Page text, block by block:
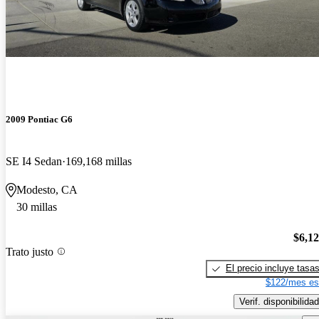
2009 Pontiac G6
SE I4 Sedan 169,168 millas
Modesto, CA
30 millas
Trato justo
El precio incluye tasas
$122/mes
Verif. disponibilidad